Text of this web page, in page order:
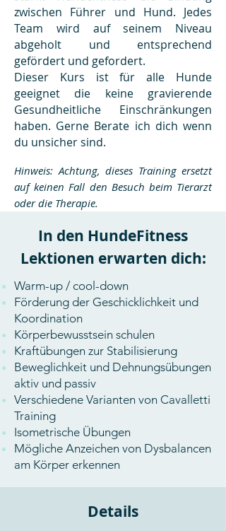
zwischen Führer und Hund. Jedes
Team wird auf seinem Niveau
abgeholt und entsprechend
gefördert und gefordert.
Dieser Kurs ist für alle Hunde
geeignet die keine gravierende
Gesundheitliche Einschränkungen
haben. Gerne Berate ich dich wenn
du unsicher sind.
Hinweis: Achtung, dieses Training ersetzt
auf keinen Fall den Besuch beim Tierarzt
oder die Therapie.
In den HundeFitness
Lektionen erwarten dich:
Warm-up / cool-down
Förderung der Geschicklichkeit und
Koordination
Körperbewusstsein schulen
Kraftübungen zur Stabilisierung
Beweglichkeit und Dehnungsübungen
aktiv und passiv
Verschiedene Varianten von Cavalletti
Training
Isometrische Übungen
Mögliche Anzeichen von Dysbalancen
am Körper erkennen
Details